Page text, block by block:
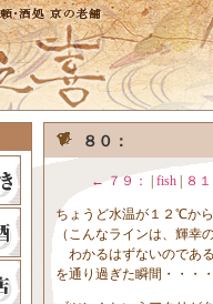
８０：
← ７９： fish ８
ちょうど水温が１２℃か
（こんなラインは、輝幸
わかるはずないのであ
を通り過ぎた瞬間・・・